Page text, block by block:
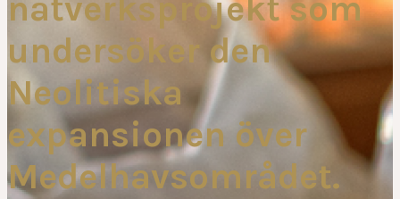
nätverksprojekt som
undersöker den
Neolitiska
expansionen över
Medelhavsområdet.